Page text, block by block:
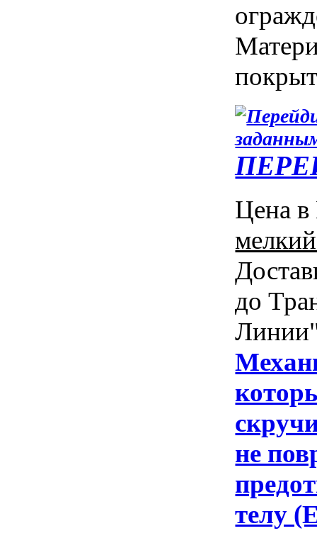
Цена в
до
не
телу